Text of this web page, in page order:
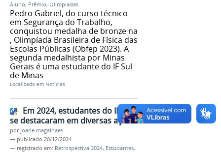
Aluno, Prêmio, Olimpíadas
Pedro Gabriel, do curso técnico
em Segurança do Trabalho,
conquistou medalha de bronze na
, Olimpíada Brasileira de Física das
Escolas Públicas (Obfep 2023). A
segunda medalhista por Minas
Gerais é uma estudante do IF Sul
de Minas
Localizado em Notícias
Em 2024, estudantes do IFMG
se destacaram em diversas ações
por joarle.magalhaes
— publicado 20/12/2024
— registrado em: Retrospectiva 2024, Estudantes,